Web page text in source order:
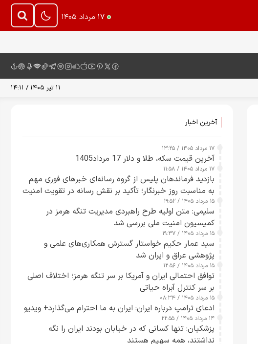
۱۷ مرداد ۱۴۰۵
۱۱ تیر ۱۴۰۵ / ۱۴:۱۱
آخرین اخبار
۱۷ مرداد ۱۴۰۵ / ۱۳:۲۵
آخرین قیمت سکه، طلا و دلار 17 مرداد1405
۱۷ مرداد ۱۴۰۵ / ۱۱:۵۸
بازدید فرماندهان پلیس از گروه رسانه‌ای خبرهای فوری مهم
به مناسبت روز خبرنگار؛ تأکید بر نقش رسانه در تقویت امنیت
و اعتماد عمومی
۱۵ مرداد ۱۴۰۵ / ۱۹:۵۲
سلیمی: متن اولیه طرح راهبردی مدیریت تنگه هرمز در
کمیسیون امنیت ملی بررسی شد
۱۵ مرداد ۱۴۰۵ / ۱۹:۳۷
سید عمار حکیم خواستار گسترش همکاری‌های علمی و
پژوهشی عراق و ایران شد
۱۵ مرداد ۱۴۰۵ / ۱۲:۵۶
توافق احتمالی ایران و آمریکا بر سر تنگه هرمز؛ اختلاف اصلی
بر سر کنترل آبراه حیاتی
۱۵ مرداد ۱۴۰۵ / ۰۸:۳۴
ادعای ترامپ درباره ایران: ایران به ما احترام می‌گذارد+ ویدیو
۱۴ مرداد ۱۴۰۵ / ۲۲:۵۵
پزشکیان: تنها کسانی که در خیابان بودند ایران را نگه
نداشتند، همه سهیم هستند